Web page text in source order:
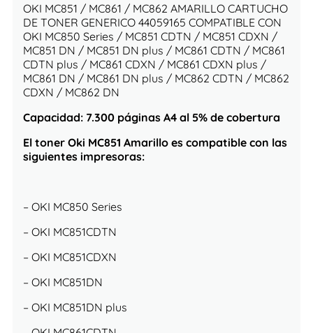
OKI MC851 / MC861 / MC862 AMARILLO CARTUCHO
DE TONER GENERICO 44059165 COMPATIBLE CON
OKI MC850 Series / MC851 CDTN / MC851 CDXN /
MC851 DN / MC851 DN plus / MC861 CDTN / MC861
CDTN plus / MC861 CDXN / MC861 CDXN plus /
MC861 DN / MC861 DN plus / MC862 CDTN / MC862
CDXN / MC862 DN
Capacidad: 7.300 páginas A4 al 5% de cobertura
El toner Oki MC851 Amarillo es compatible con las
siguientes impresoras:
– OKI MC850 Series
– OKI MC851CDTN
– OKI MC851CDXN
– OKI MC851DN
– OKI MC851DN plus